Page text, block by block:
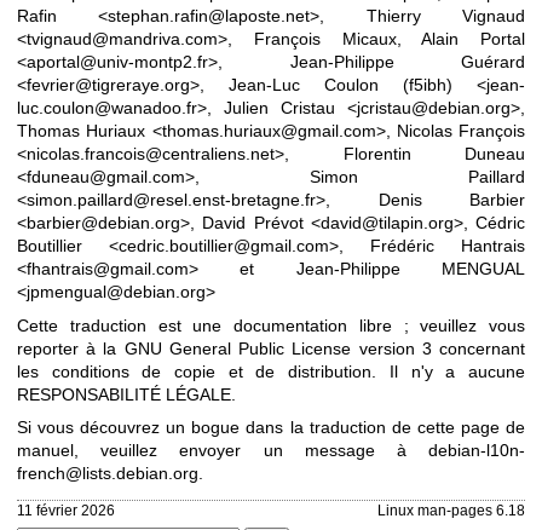
Rafin <stephan.rafin@laposte.net>, Thierry Vignaud
<tvignaud@mandriva.com>, François Micaux, Alain Portal
<aportal@univ-montp2.fr>, Jean-Philippe Guérard
<fevrier@tigreraye.org>, Jean-Luc Coulon (f5ibh) <jean-
luc.coulon@wanadoo.fr>, Julien Cristau <jcristau@debian.org>,
Thomas Huriaux <thomas.huriaux@gmail.com>, Nicolas François
<nicolas.francois@centraliens.net>, Florentin Duneau
<fduneau@gmail.com>, Simon Paillard
<simon.paillard@resel.enst-bretagne.fr>, Denis Barbier
<barbier@debian.org>, David Prévot <david@tilapin.org>, Cédric
Boutillier <cedric.boutillier@gmail.com>, Frédéric Hantrais
<fhantrais@gmail.com> et Jean-Philippe MENGUAL
<jpmengual@debian.org>
Cette traduction est une documentation libre ; veuillez vous
reporter à la GNU General Public License version 3 concernant
les conditions de copie et de distribution. Il n'y a aucune
RESPONSABILITÉ LÉGALE.
Si vous découvrez un bogue dans la traduction de cette page de
manuel, veuillez envoyer un message à debian-l10n-
french@lists.debian.org
11 février 2026 Linux man-pages 6.18